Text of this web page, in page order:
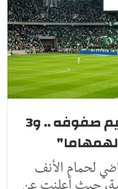
نادي حمام الأنف يواصل تدعيم صفوفه .. و3
لحمام الأنف